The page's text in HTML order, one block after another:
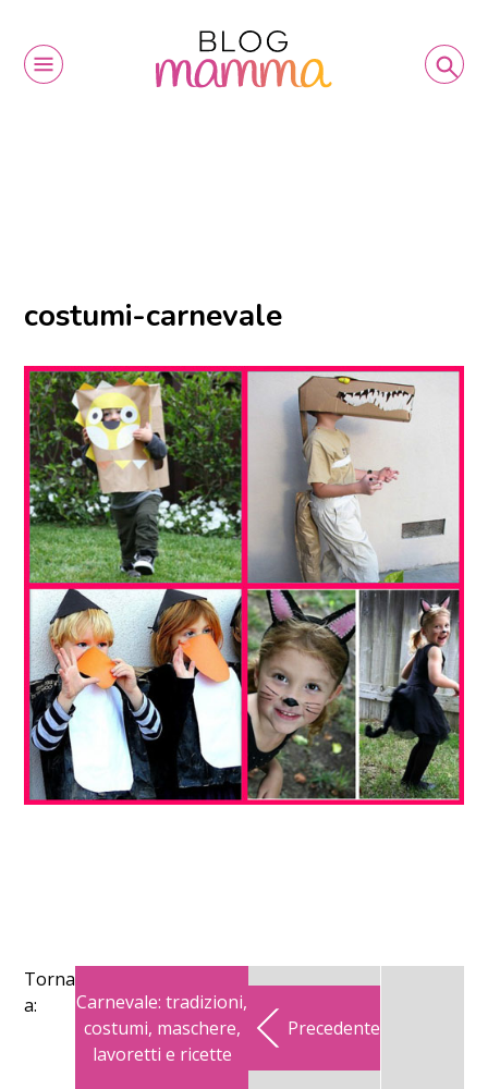
costumi-carnevale
Torna
a:
Carnevale: tradizioni,
costumi, maschere,
lavoretti e ricette
Precedente